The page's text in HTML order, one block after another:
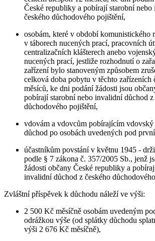
České republiky a pobírají starobní
českého důchodového pojištění,
osobám, které v období komunistického
v táborech nucených prací, pracovních
centralizačních klášterech anebo
nucených prací, jestliže rozhodnutí o
zařízení bylo stanoveným způsobem
celková doba pobytu v těchto zařízeních
měsíců, ke dni podání žádosti jsou
pobírají starobní nebo invalidní důchod z
důchodového pojištění,
vdovám a vdovcům pobírajícím
důchod po osobách uvedených pod
účastníkům povstání v květnu 1945 -
podle § 7 zákona č. 357/2005 Sb., jenž
žádosti občany České republiky a
invalidní důchod z českého
Zvláštní příspěvek k důchodu náleží ve výši:
2 500 Kč měsíčně osobám uvedeným
odrážkou výše (od splátky důchodu
výši 2 676 Kč měsíčně),